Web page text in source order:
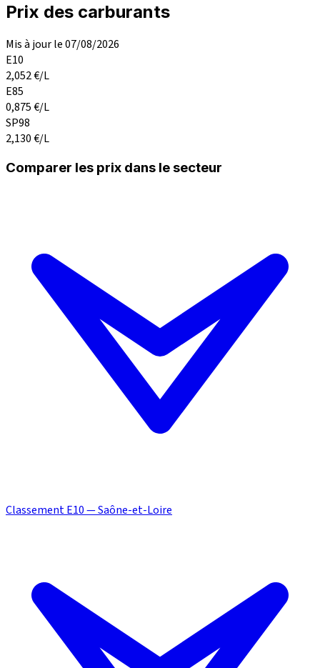
Prix des carburants
Mis à jour le 07/08/2026
E10
2,052€/L
E85
0,875€/L
SP98
2,130€/L
Comparer les prix dans le secteur
Classement E10 — Saône-et-Loire